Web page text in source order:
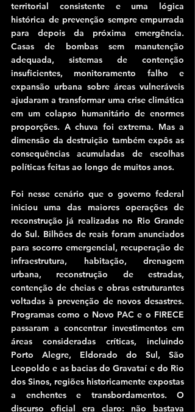
territorial consistente e uma lógica
histórica de prevenção sempre empurrada
para depois da próxima emergência.
Casas de bombas sem manutenção
adequada, sistemas de contenção
insuficientes, monitoramento falho e
expansão urbana sobre áreas vulneráveis
ajudaram a transformar uma crise climática
em um colapso humanitário de enormes
proporções. A chuva foi extrema. Mas a
dimensão da destruição também expôs as
consequências acumuladas de escolhas
políticas feitas ao longo de muitos anos.
Foi nesse cenário que o governo federal
iniciou uma das maiores operações de
reconstrução já realizadas no Rio Grande
do Sul. Bilhões de reais foram anunciados
para socorro emergencial, recuperação de
infraestrutura, habitação, drenagem
urbana, reconstrução de estradas,
contenção de cheias e obras estruturantes
voltadas à prevenção de novos desastres.
Programas como o Novo PAC e o FIRECE
passaram a concentrar investimentos em
áreas consideradas críticas, incluindo
Porto Alegre, Eldorado do Sul, São
Leopoldo e as bacias do Gravataí e do Rio
dos Sinos, regiões historicamente expostas
a enchentes e transbordamentos. O
discurso oficial era claro: não bastava